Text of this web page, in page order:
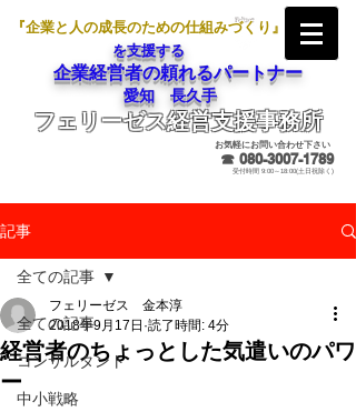
『企業と人の成長のための仕組みづくり』
を支援する
企業経営者の頼れるパートナー
愛知 長久手
フェリーゼス経営支援事務所
お気軽にお問い合わせ下さい
☎ 080-3007-1789
受付時間 9:00～18:00(土日祝除く)
記事
全ての記事
コンサルタント
中小戦略
全ての記事
経営者のちょっとした気遣いのパワ
ー
フェリーゼス 金本淳
2018年9月17日 読了時間: 4分